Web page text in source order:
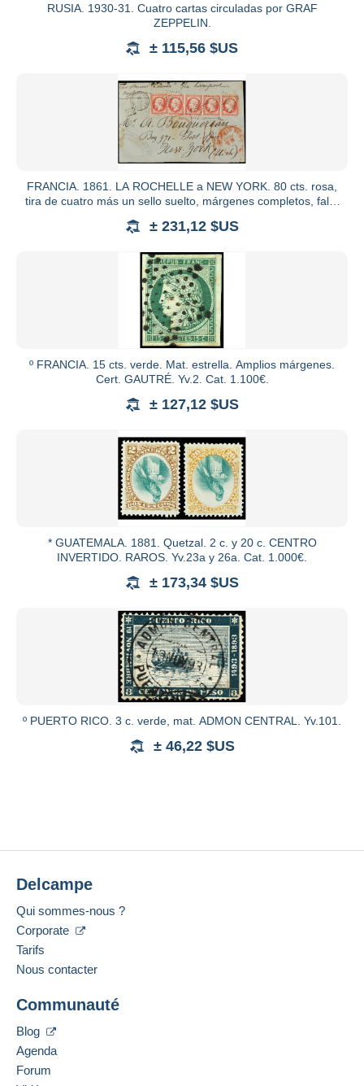
RUSIA. 1930-31. Cuatro cartas circuladas por GRAF
ZEPPELIN.
± 115,56 $US
FRANCIA. 1861. LA ROCHELLE a NEW YORK. 80 cts. rosa,
tira de cuatro más un sello suelto, márgenes completos, falta
± 231,12 $US
º FRANCIA. 15 cts. verde. Mat. estrella. Amplios márgenes.
Cert. GAUTRÉ. Yv.2. Cat. 1.100€.
± 127,12 $US
* GUATEMALA. 1881. Quetzal. 2 c. y 20 c. CENTRO
INVERTIDO. RAROS. Yv.23a y 26a. Cat. 1.000€.
± 173,34 $US
º PUERTO RICO. 3 c. verde, mat. ADMON CENTRAL. Yv.101.
± 46,22 $US
Delcampe
Qui sommes-nous ?
Corporate
Tarifs
Nous contacter
Communauté
Blog
Agenda
Forum